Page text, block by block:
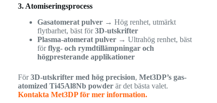
3. Atomiseringsprocess
Gasatomerat pulver→ Hög renhet, utmärkt
flytbarhet, bäst för3D-utskrifter
Plasma-atomerat pulver→ Ultrahög renhet, bäst
förflyg- och rymdtillämpningar och
högpresterande applikationer
För3D-utskrifter med hög precision, Met3DP’s gas-
atomized Ti45Al8Nb powderär det bästa valet.
Kontakta Met3DP för mer information.